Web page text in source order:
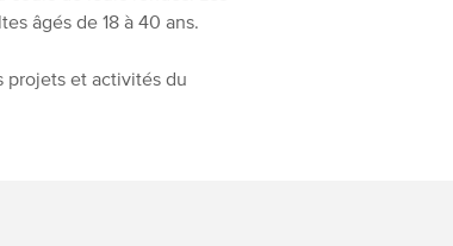
âgés de 18 à 40 ans.
projets et activités du